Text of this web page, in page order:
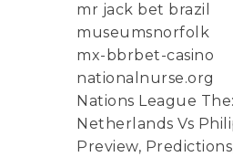
mr jack bet brazil
museumsnorfolk
mx-bbrbet-casino
nationalnurse.org
Nations League The:
Netherlands Vs
Preview,